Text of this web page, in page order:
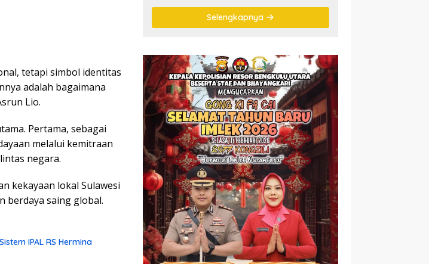
tetapi simbol identitas
adalah bagaimana
Lio.
Pertama, sebagai
melalui kemitraan
negara.
kekayaan lokal Sulawesi
berdaya saing global.
IPAL RS Hermina
DPR RI
Selengkapnya